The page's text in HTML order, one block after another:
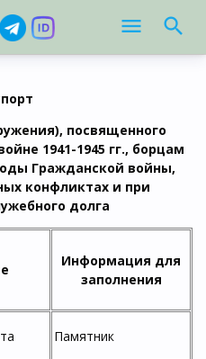
посвященного
1941-1945 гг., борцам
Гражданской войны,
конфликтах и при
долга
Информация для
заполнения
Памятник